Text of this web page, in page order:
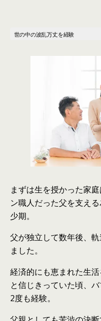
世の中の波乱万丈を経験
まずは生を授かった家庭
ン職人だった父を支え
少期。
父が独立して数年後、
ました。
経済的にも恵まれた生
と信じきっていた頃、
2度も経験。